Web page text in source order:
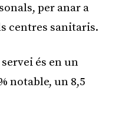
per anar a
centres sanitaris.
és en un
notable, un 8,5